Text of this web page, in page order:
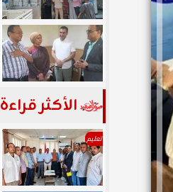
الأكثر قراءة
تعليم